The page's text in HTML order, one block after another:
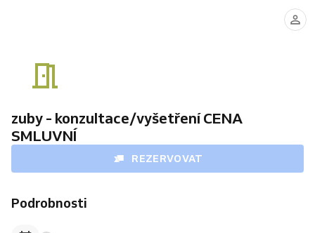
zuby - konzultace/vyšetření CENA
SMLUVNÍ
REZERVOVAT
Podrobnosti